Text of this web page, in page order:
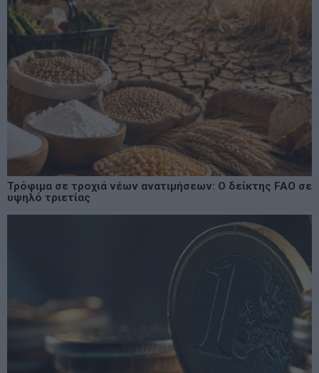
Τρόφιμα σε τροχιά νέων ανατιμήσεων: Ο δείκτης FAO σε
υψηλό τριετίας